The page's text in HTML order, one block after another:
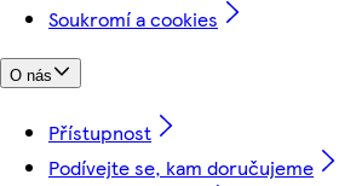
Soukromí a cookies
O nás
Přístupnost
Podívejte se, kam doručujeme